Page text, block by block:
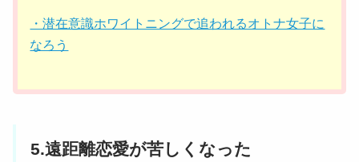
・潜在意識ホワイトニングで追われるオトナ女子に
なろう
5.遠距離恋愛が苦しくなった